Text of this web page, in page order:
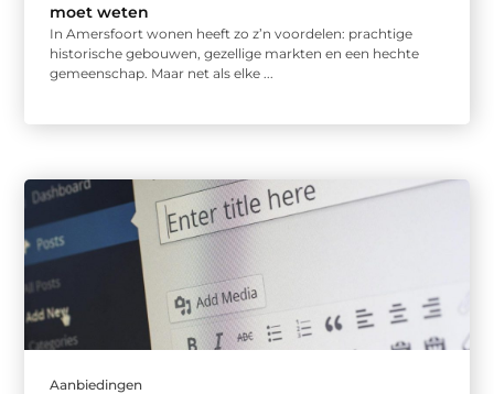
moet weten
In Amersfoort wonen heeft zo z’n voordelen: prachtige
historische gebouwen, gezellige markten en een hechte
gemeenschap. Maar net als elke ...
Aanbiedingen